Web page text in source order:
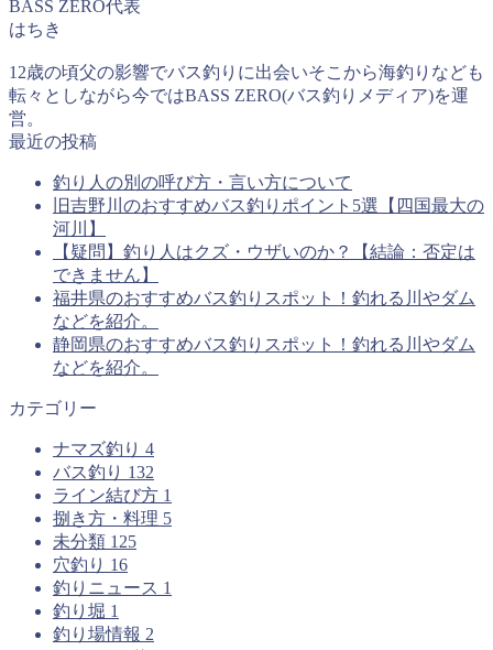
BASS ZERO代表
はちき
12歳の頃父の影響でバス釣りに出会いそこから海釣りなども
転々としながら今ではBASS ZERO(バス釣りメディア)を運
営。
最近の投稿
釣り人の別の呼び方・言い方について
旧吉野川のおすすめバス釣りポイント5選【四国最大の
河川】
【疑問】釣り人はクズ・ウザいのか？【結論：否定は
できません】
福井県のおすすめバス釣りスポット！釣れる川やダム
などを紹介。
静岡県のおすすめバス釣りスポット！釣れる川やダム
などを紹介。
カテゴリー
ナマズ釣り 4
バス釣り 132
ライン結び方 1
捌き方・料理 5
未分類 125
穴釣り 16
釣りニュース 1
釣り堀 1
釣り場情報 2